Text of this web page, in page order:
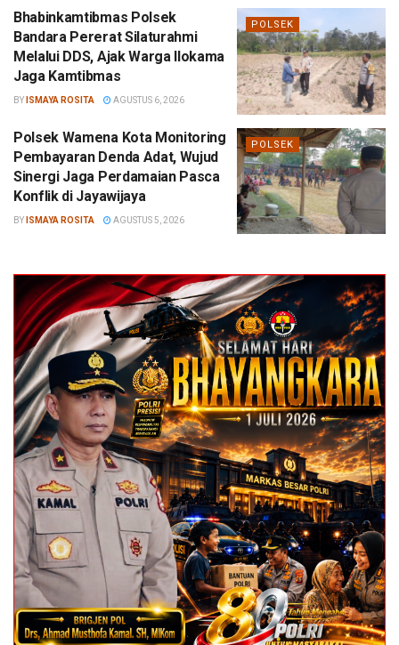
POLSEK
Bhabinkamtibmas Polsek
Bandara Pererat Silaturahmi
Melalui DDS, Ajak Warga Ilokama
Jaga Kamtibmas
BY ISMAYA ROSITA AGUSTUS 6, 2026
POLSEK
Polsek Wamena Kota Monitoring
Pembayaran Denda Adat, Wujud
Sinergi Jaga Perdamaian Pasca
Konflik di Jayawijaya
BY ISMAYA ROSITA AGUSTUS 5, 2026